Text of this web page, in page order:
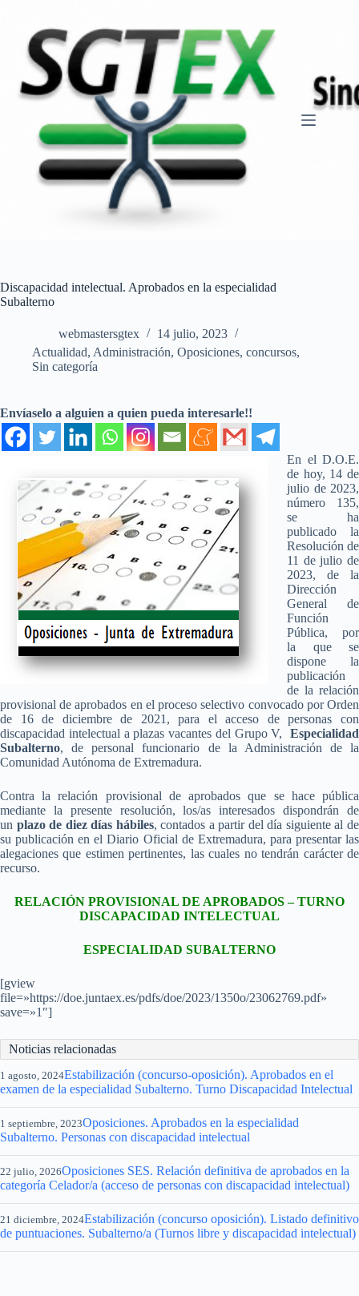
contenido
Discapacidad intelectual. Aprobados en la especialidad
Subalterno
webmastersgtex
14 julio, 2023
Actualidad, Administración, Oposiciones, concursos,
Sin categoría
Envíaselo a alguien a quien pueda interesarle!!
En el D.O.E.
de hoy, 14 de
julio de 2023,
número 135,
se ha
publicado la
Resolución de
11 de julio de
2023, de la
Dirección
General de
Función
Pública, por
la que se
dispone la
publicación
de la relación
provisional de aprobados en el proceso selectivo convocado por Orden
de 16 de diciembre de 2021, para el acceso de personas con
discapacidad intelectual a plazas vacantes del Grupo V, Especialidad
Subalterno, de personal funcionario de la Administración de la
Comunidad Autónoma de Extremadura.
Contra la relación provisional de aprobados que se hace pública
mediante la presente resolución, los/as interesados dispondrán de
un plazo de diez días hábiles, contados a partir del día siguiente al de
su publicación en el Diario Oficial de Extremadura, para presentar las
alegaciones que estimen pertinentes, las cuales no tendrán carácter de
recurso.
RELACIÓN PROVISIONAL DE APROBADOS – TURNO
DISCAPACIDAD INTELECTUAL
ESPECIALIDAD SUBALTERNO
[gview
file=»https://doe.juntaex.es/pdfs/doe/2023/1350o/23062769.pdf»
save=»1″]
Noticias relacionadas
1 agosto, 2024Estabilización (concurso-oposición). Aprobados en el
examen de la especialidad Subalterno. Turno Discapacidad Intelectual
1 septiembre, 2023Oposiciones. Aprobados en la especialidad
Subalterno. Personas con discapacidad intelectual
22 julio, 2026Oposiciones SES. Relación definitiva de aprobados en la
categoría Celador/a (acceso de personas con discapacidad intelectual)
21 diciembre, 2024Estabilización (concurso oposición). Listado definitivo
de puntuaciones. Subalterno/a (Turnos libre y discapacidad intelectual)